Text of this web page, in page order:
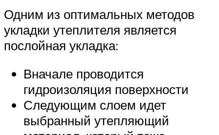
Одним из оптимальных методов
укладки утеплителя является
послойная укладка:
Вначале проводится
гидроизоляция поверхности
Следующим слоем идет
выбранный утепляющий